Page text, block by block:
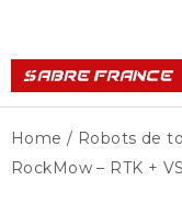
Home / Robots de
RockMow – RTK +